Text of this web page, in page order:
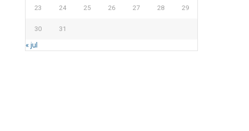
23 24 25 26 27 28 29
30 31
« jul